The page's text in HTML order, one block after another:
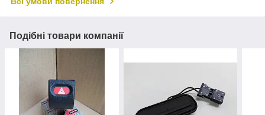
Подібні товари компанії